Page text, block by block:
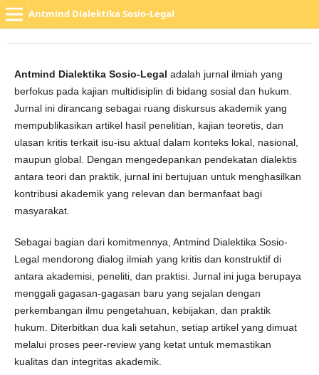
Antmind Dialektika Sosio-Legal
Antmind Dialektika Sosio-Legal adalah jurnal ilmiah yang
berfokus pada kajian multidisiplin di bidang sosial dan hukum.
Jurnal ini dirancang sebagai ruang diskursus akademik yang
mempublikasikan artikel hasil penelitian, kajian teoretis, dan
ulasan kritis terkait isu-isu aktual dalam konteks lokal, nasional,
maupun global. Dengan mengedepankan pendekatan dialektis
antara teori dan praktik, jurnal ini bertujuan untuk menghasilkan
kontribusi akademik yang relevan dan bermanfaat bagi
masyarakat.
Sebagai bagian dari komitmennya, Antmind Dialektika Sosio-
Legal mendorong dialog ilmiah yang kritis dan konstruktif di
antara akademisi, peneliti, dan praktisi. Jurnal ini juga berupaya
menggali gagasan-gagasan baru yang sejalan dengan
perkembangan ilmu pengetahuan, kebijakan, dan praktik
hukum. Diterbitkan dua kali setahun, setiap artikel yang dimuat
melalui proses peer-review yang ketat untuk memastikan
kualitas dan integritas akademik.